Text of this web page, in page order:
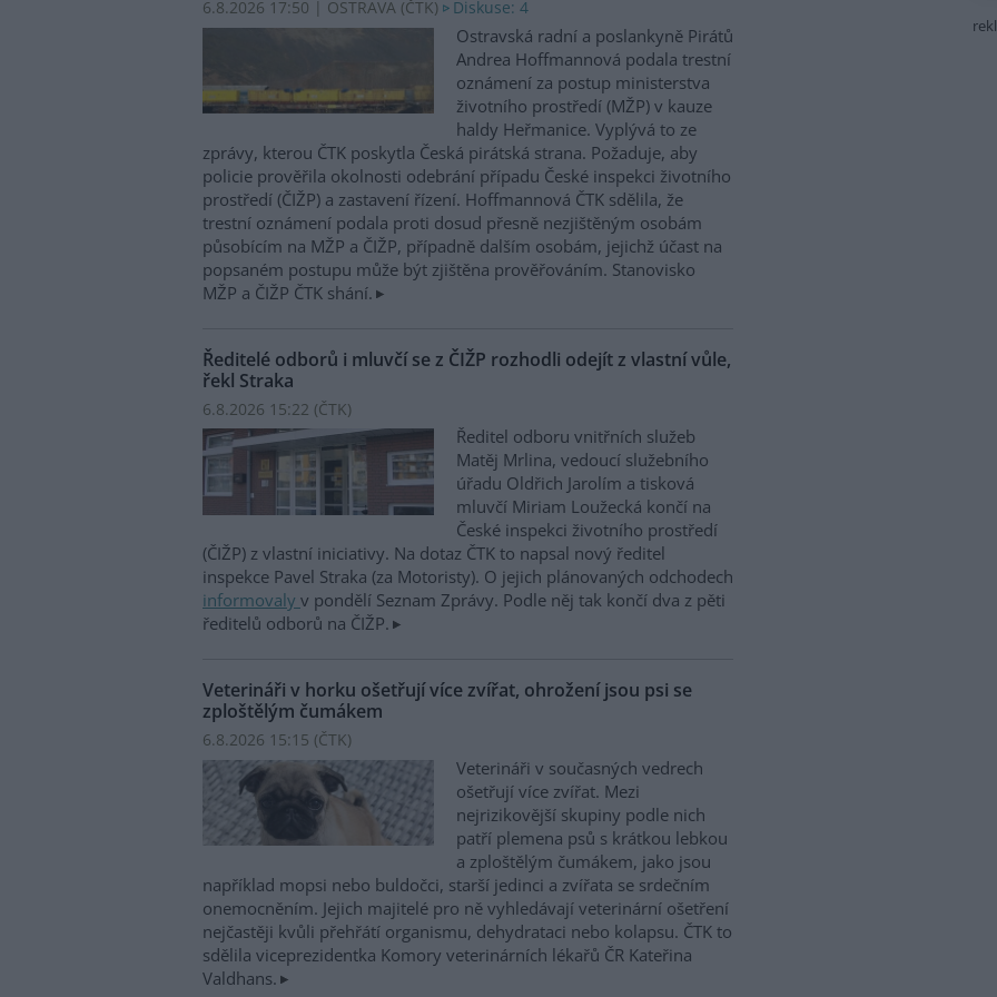
6.8.2026 17:50 | OSTRAVA (ČTK) Diskuse: 4
Ostravská radní a poslankyně Pirátů
Andrea Hoffmannová podala trestní
oznámení za postup ministerstva
životního prostředí (MŽP) v kauze
haldy Heřmanice. Vyplývá to ze
zprávy, kterou ČTK poskytla Česká pirátská strana. Požaduje, aby
policie prověřila okolnosti odebrání případu České inspekci životního
prostředí (ČIŽP) a zastavení řízení. Hoffmannová ČTK sdělila, že
trestní oznámení podala proti dosud přesně nezjištěným osobám
působícím na MŽP a ČIŽP, případně dalším osobám, jejichž účast na
popsaném postupu může být zjištěna prověřováním. Stanovisko
MŽP a ČIŽP ČTK shání.
Ředitelé odborů i mluvčí se z ČIŽP rozhodli odejít z vlastní vůle,
řekl Straka
6.8.2026 15:22 (ČTK)
Ředitel odboru vnitřních služeb
Matěj Mrlina, vedoucí služebního
úřadu Oldřich Jarolím a tisková
mluvčí Miriam Loužecká končí na
České inspekci životního prostředí
(ČIŽP) z vlastní iniciativy. Na dotaz ČTK to napsal nový ředitel
inspekce Pavel Straka (za Motoristy). O jejich plánovaných odchodech
informovaly v pondělí Seznam Zprávy. Podle něj tak končí dva z pěti
ředitelů odborů na ČIŽP.
Veterináři v horku ošetřují více zvířat, ohrožení jsou psi se
zploštělým čumákem
6.8.2026 15:15 (ČTK)
Veterináři v současných vedrech
ošetřují více zvířat. Mezi
nejrizikovější skupiny podle nich
patří plemena psů s krátkou lebkou
a zploštělým čumákem, jako jsou
například mopsi nebo buldočci, starší jedinci a zvířata se srdečním
onemocněním. Jejich majitelé pro ně vyhledávají veterinární ošetření
nejčastěji kvůli přehřátí organismu, dehydrataci nebo kolapsu. ČTK to
sdělila viceprezidentka Komory veterinárních lékařů ČR Kateřina
Valdhans.